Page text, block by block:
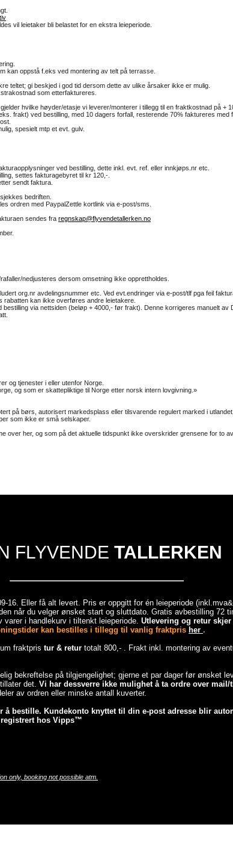
vil leietaker bli belastet for en ekstra leieperiode.
kan oppstå f.eks ved montering av telt på terrasse.
teltet; gi beskjed i god tid dersom dette av ulike årsaker ikke er mulig.
som etterfaktureres.
hvilke høyder/etasje vi leverer/monterer i tillegg til en fraktkostnad på +
frakt) ved bestilling, med 10 dagers forfall, resterende 70% faktureres med
spesielt mtp et evt. gulv.
ved bestilling, dette inkl. evt. ref. eller innkjøps.nr etc.
settes fakturagebyret til kr 120,-.
sendt faktura.
bedriften.
ordren med PaypalZettle kortlink via e-post/sms.
sendes fra regnskap@flyvendetallerken.no
nedjusteres dersom omsetning ikke opprettholdes.
org.nr avdelingsnummer etc. Ved evt.endringer via e-post/tlf pga feil
rabatten kan ikke overføres andre leietakere.
via nettsiden (beløp + 4000,- før frakt). Denne korrigeres manuelt av
og tjenester i eller utenfor Norge.
og som er skattepliktige til Norge etter norsk intern lovgivning.»
på børs, autorisert markedsplass eller tilsvarende regulert marked i
som ikke er små selskaper.
over her, og som på det aktuelle tidspunkt ikke overskrider grensene for to
FLYVENDE TALLERKEN
16. Eller få alt levert. Pris er oppgitt for én leieperiode
når du velger ønsket start og sluttdato. Gratis avbestilling 72
i handlekurv i tiltenkt leieperiode. Utlevering og retur
kan bestilles i tillegg til vanlig fraktpris her .
fraktpris tur & retur totalt 800,- . Frakt inkl. montering av
bekreftelse på tilgjengelighet; gjerne et par dager før ønsket
det. Vi har dessverre ikke mulighet å ta ordre over mail/
av ordren eller minske antall kuverter.
bestille. Kundekonto knyttet til din e-post adresse blir
registrert hos Vipps™
only, booking not possible atm.